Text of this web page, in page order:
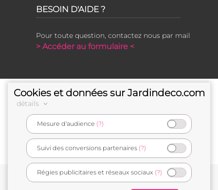
BESOIN D'AIDE ?
Pour toute question, contactez nous par mail
> Accéder au formulaire <
e-commerçant français
Cookies et données sur Jardindeco.com
détails
Mesure d'audience (?)
Suivi des conversions partenaires (?)
Régies publicitaires et réseaux sociaux (?)